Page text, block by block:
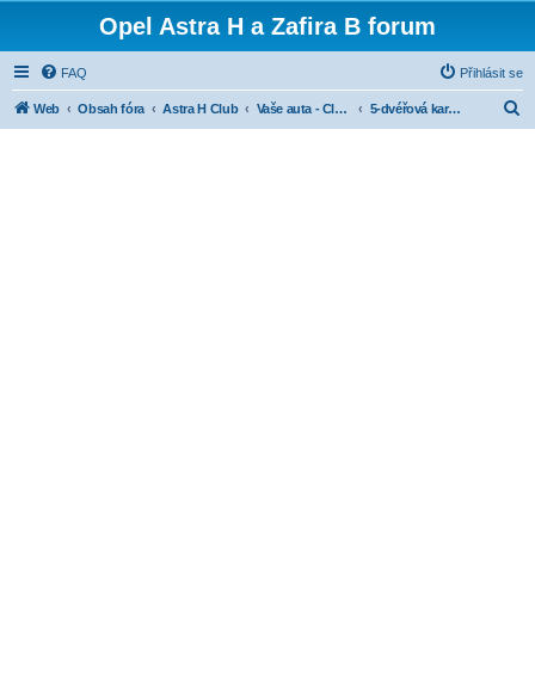
Opel Astra H a Zafira B forum
FAQ Přihlásit se
Web Obsah fóra Astra H Club Vaše auta - Club cars 5-dvéřová karoserie